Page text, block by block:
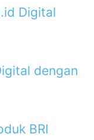
Digital
dengan
BRI